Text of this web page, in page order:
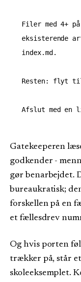
Filer med 4+
eksisterende
index.md.
Resten: flyt
Gatekeeperen
godkender -
gør benarbejdet.
bureaukratisk;
forskellen på en
et fællesdrev
Og hvis porten
trækker på, står
skoleeksemplet.